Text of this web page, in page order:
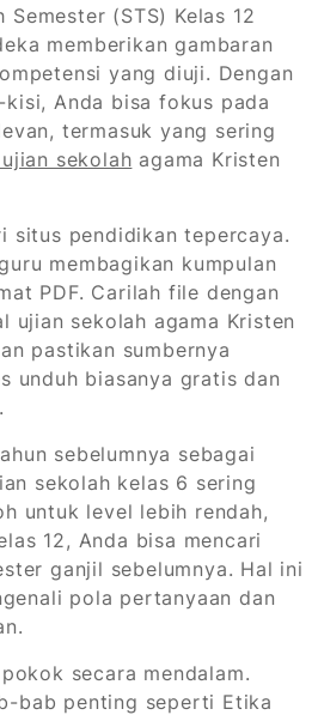
Semester (STS) Kelas 12
memberikan gambaran
yang diuji. Dengan
kisi, Anda bisa fokus pada
termasuk yang sering
sekolah agama Kristen
situs pendidikan tepercaya.
membagikan kumpulan
PDF. Carilah file dengan
ujian sekolah agama Kristen
pastikan sumbernya
unduh biasanya gratis dan
sebelumnya sebagai
sekolah kelas 6 sering
untuk level lebih rendah,
12, Anda bisa mencari
ganjil sebelumnya. Hal ini
pola pertanyaan dan
secara mendalam.
bab penting seperti Etika